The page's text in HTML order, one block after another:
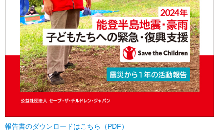
報告書のダウンロードはこちら（PDF）